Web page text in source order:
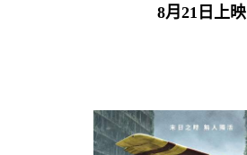
8月21日上映